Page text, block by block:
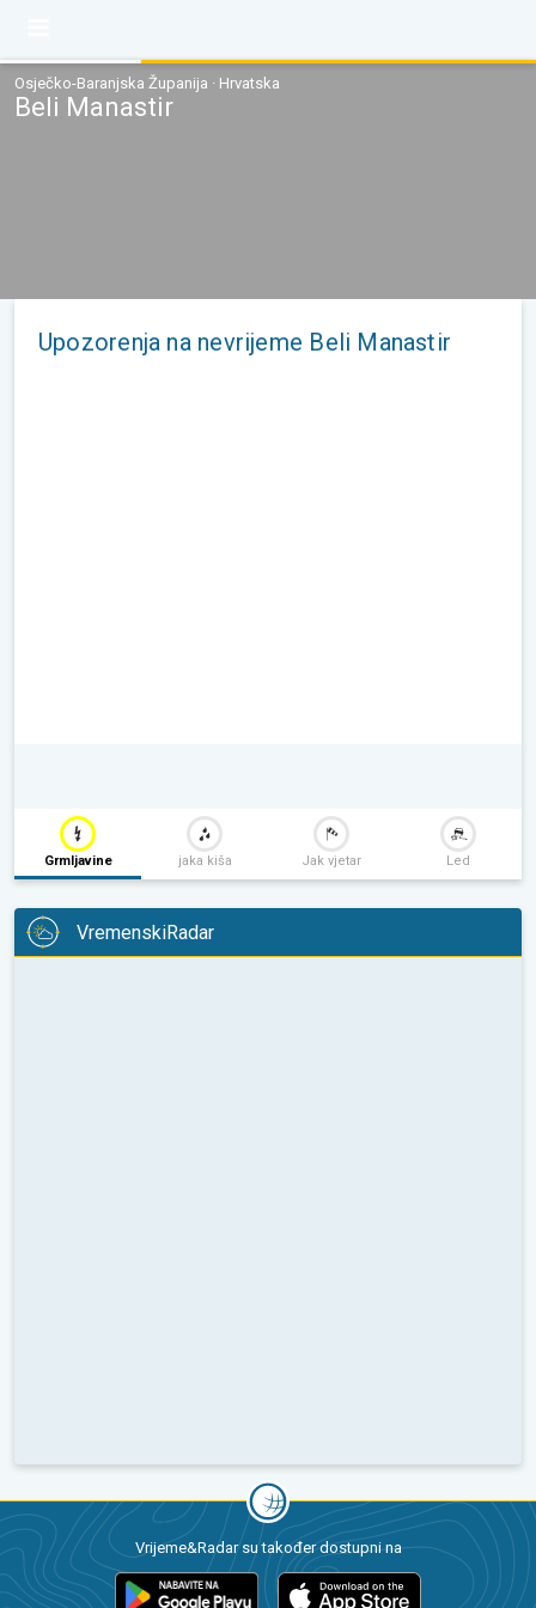
Osječko-Baranjska Županija · Hrvatska
Beli Manastir
Upozorenja na nevrijeme Beli Manastir
Grmljavine jaka kiša Jak vjetar Led
VremenskiRadar
Vrijeme&Radar su također dostupni na